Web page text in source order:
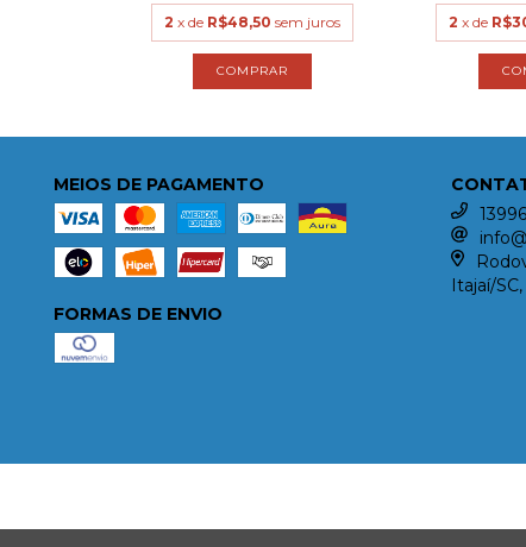
2 x de R$48,50 sem juros 2 x de
MEIOS DE PAGAMENTO
FORMAS DE ENVIO
Itajaí/